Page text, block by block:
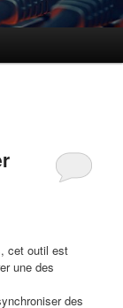
cet outil est
une des
des